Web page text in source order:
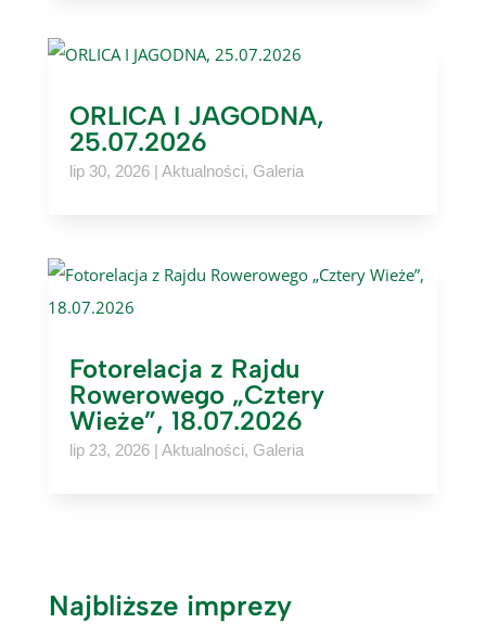
ORLICA I JAGODNA,
25.07.2026
lip 30, 2026| Aktualności, Galeria
Fotorelacja z Rajdu
Rowerowego „Cztery
Wieże”, 18.07.2026
lip 23, 2026| Aktualności, Galeria
Najbliższe imprezy